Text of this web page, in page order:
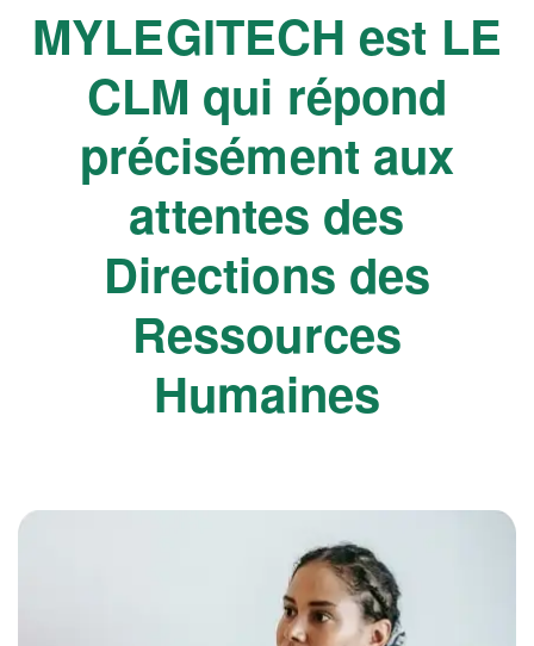
MYLEGITECH est LE
CLM qui répond
précisément aux
attentes des
Directions des
Ressources
Humaines